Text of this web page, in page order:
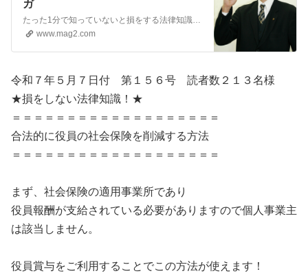
ガ
たった1分で知っていないと損をする法律知識をわかりやすく解説していきます。
www.mag2.com
令和７年５月７日付 第１５６号 読者数２１３名様
★損をしない法律知識！★
＝＝＝＝＝＝＝＝＝＝＝＝＝＝＝＝＝＝＝
合法的に役員の社会保険を削減する方法
＝＝＝＝＝＝＝＝＝＝＝＝＝＝＝＝＝＝＝
まず、社会保険の適用事業所であり
役員報酬が支給されている必要がありますので個人事業主
は該当しません。
役員賞与をご利用することでこの方法が使えます！